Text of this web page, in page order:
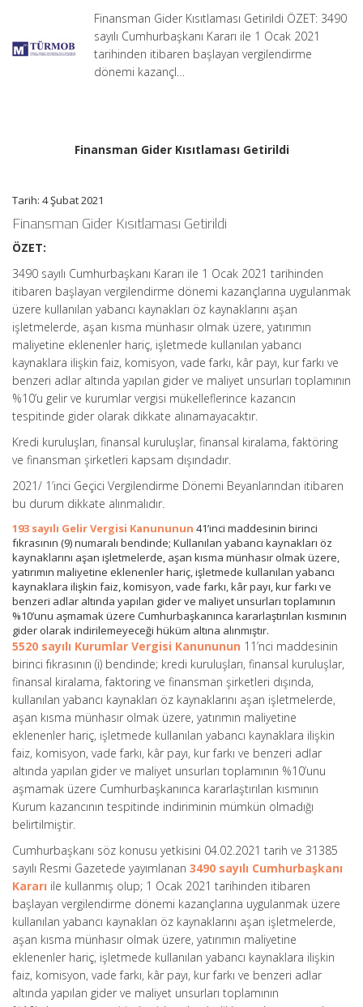
Finansman Gider Kısıtlaması Getirildi ÖZET: 3490
sayılı Cumhurbaşkanı Kararı ile 1 Ocak 2021
tarihinden itibaren başlayan vergilendirme
dönemi kazançl…
Finansman Gider Kısıtlaması Getirildi
Tarih: 4 Şubat 2021
Finansman Gider Kısıtlaması Getirildi
ÖZET:
3490 sayılı Cumhurbaşkanı Kararı ile 1 Ocak 2021 tarihinden
itibaren başlayan vergilendirme dönemi kazançlarına uygulanmak
üzere kullanılan yabancı kaynakları öz kaynaklarını aşan
işletmelerde, aşan kısma münhasır olmak üzere, yatırımın
maliyetine eklenenler hariç, işletmede kullanılan yabancı
kaynaklara ilişkin faiz, komisyon, vade farkı, kâr payı, kur farkı ve
benzeri adlar altında yapılan gider ve maliyet unsurları toplamının
%10’u gelir ve kurumlar vergisi mükelleflerince kazancın
tespitinde gider olarak dikkate alınamayacaktır.
Kredi kuruluşları, finansal kuruluşlar, finansal kiralama, faktöring
ve finansman şirketleri kapsam dışındadır.
2021/ 1’inci Geçici Vergilendirme Dönemi Beyanlarından itibaren
bu durum dikkate alınmalıdır.
193 sayılı Gelir Vergisi Kanununun 41’inci maddesinin birinci
fıkrasının (9) numaralı bendinde; Kullanılan yabancı kaynakları öz
kaynaklarını aşan işletmelerde, aşan kısma münhasır olmak üzere,
yatırımın maliyetine eklenenler hariç, işletmede kullanılan yabancı
kaynaklara ilişkin faiz, komisyon, vade farkı, kâr payı, kur farkı ve
benzeri adlar altında yapılan gider ve maliyet unsurları toplamının
%10’unu aşmamak üzere Cumhurbaşkanınca kararlaştırılan kısmının
gider olarak indirilemeyeceği hüküm altına alınmıştır.
5520 sayılı Kurumlar Vergisi Kanununun 11’nci maddesinin
birinci fıkrasının (i) bendinde; kredi kuruluşları, finansal kuruluşlar,
finansal kiralama, faktoring ve finansman şirketleri dışında,
kullanılan yabancı kaynakları öz kaynaklarını aşan işletmelerde,
aşan kısma münhasır olmak üzere, yatırımın maliyetine
eklenenler hariç, işletmede kullanılan yabancı kaynaklara ilişkin
faiz, komisyon, vade farkı, kâr payı, kur farkı ve benzeri adlar
altında yapılan gider ve maliyet unsurları toplamının %10’unu
aşmamak üzere Cumhurbaşkanınca kararlaştırılan kısmının
Kurum kazancının tespitinde indiriminin mümkün olmadığı
belirtilmiştir.
Cumhurbaşkanı söz konusu yetkisini 04.02.2021 tarih ve 31385
sayılı Resmi Gazetede yayımlanan 3490 sayılı Cumhurbaşkanı
Kararı ile kullanmış olup; 1 Ocak 2021 tarihinden itibaren
başlayan vergilendirme dönemi kazançlarına uygulanmak üzere
kullanılan yabancı kaynakları öz kaynaklarını aşan işletmelerde,
aşan kısma münhasır olmak üzere, yatırımın maliyetine
eklenenler hariç, işletmede kullanılan yabancı kaynaklara ilişkin
faiz, komisyon, vade farkı, kâr payı, kur farkı ve benzeri adlar
altında yapılan gider ve maliyet unsurları toplamının